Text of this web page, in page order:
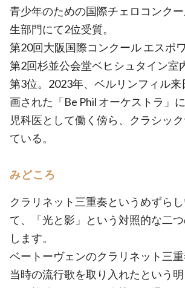
青少年のための国際チェロコンク
生部門にて2位受質。
第20回大阪国際コンクール エスポ
第2回杉並公会堂ベヒシュタイン室
第3位。2023年、ベルリンフィル来
画された「Be Phil オーケストラ」
児科医として働く傍ら、クラシッ
ている。
みどころ
クラリネット三重奏というめずら
て、「光と影」という対照的な二
します。
ベートーヴェンのクラリネット三重
当時の流行歌を取り入れたという